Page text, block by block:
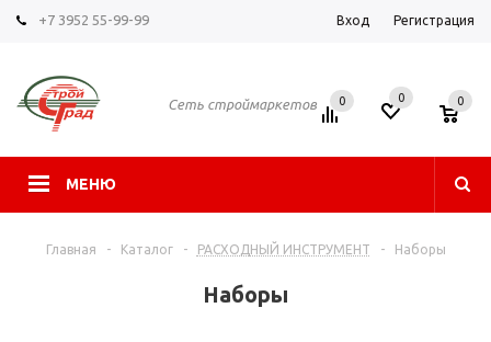
+7 3952 55-99-99 Вход Регистрация
Сеть строймаркетов
МЕНЮ
0 0 0
Главная - Каталог - РАСХОДНЫЙ ИНСТРУМЕНТ - Наборы
Наборы